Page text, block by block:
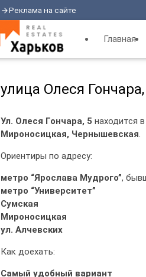
arrow_forwardРеклама на сайте
Главная
улица Олеся
Ул. Олеся Гончара, 5 находится
Мироносицкая, Чернышевская.
Ориентиры по адресу:
метро “Ярослава Мудрого”,
метро “Университет”
Сумская
Мироносицкая
ул. Алчевских
Как доехать:
Самый удобный вариант